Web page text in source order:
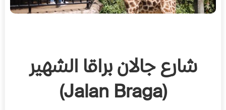
شارع جالان براقا الشهير
(Jalan Braga)